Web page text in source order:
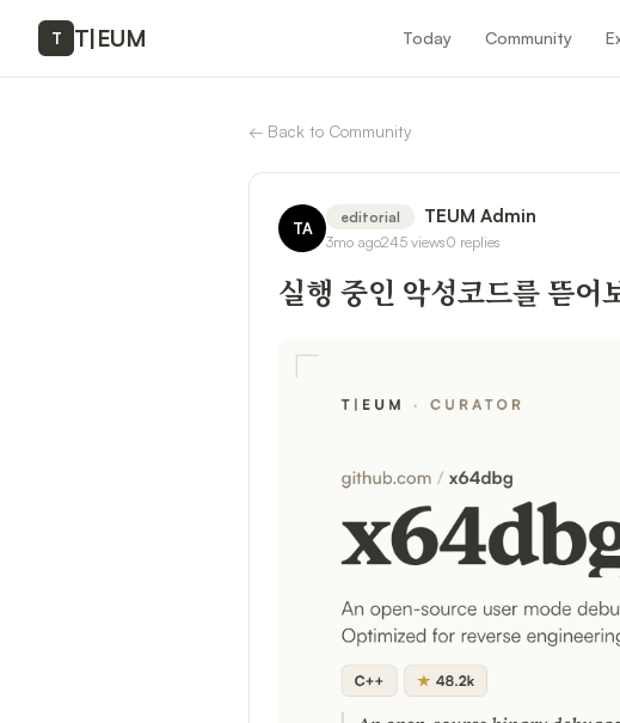
T T|EUM Today Community
← Back to Community
TA
editorial TEUM Admin
3mo ago245views0 replies
실행 중인 악성코드를 뜯